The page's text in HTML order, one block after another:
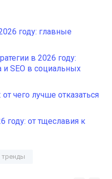
году: главные
в 2026 году:
и SEO в социальных
чего лучше отказаться
году: от тщеславия к
тренды